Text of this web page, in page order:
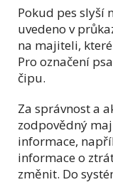
Pokud pes slyší
uvedeno v
na majiteli,
Pro označení
čipu.
Za správnost a
zodpovědný
informace,
informace o
změnit. Do